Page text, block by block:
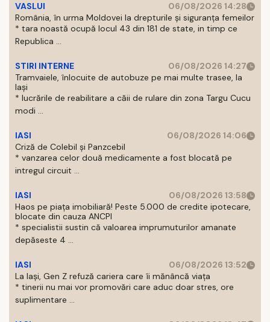
VASLUI
06/08/2026 14:28
România, în urma Moldovei la drepturile și siguranța femeilor
* tara noastă ocupă locul 43 din 181 de state, in timp ce
Republica ...
STIRI INTERNE
06/08/2026 14:27
Tramvaiele, înlocuite de autobuze pe mai multe trasee, la
Iași
* lucrările de reabilitare a căii de rulare din zona Targu Cucu
modi ...
IASI
06/08/2026 14:06
Criză de Colebil și Panzcebil
* vanzarea celor două medicamente a fost blocată pe
intregul circuit ...
IASI
06/08/2026 13:58
Haos pe piața imobiliară! Peste 5.000 de credite ipotecare,
blocate din cauza ANCPI
* specialistii sustin că valoarea imprumuturilor amanate
depăseste 4 ...
IASI
06/08/2026 13:52
La Iași, Gen Z refuză cariera care îi mănâncă viața
* tinerii nu mai vor promovări care aduc doar stres, ore
suplimentare ...